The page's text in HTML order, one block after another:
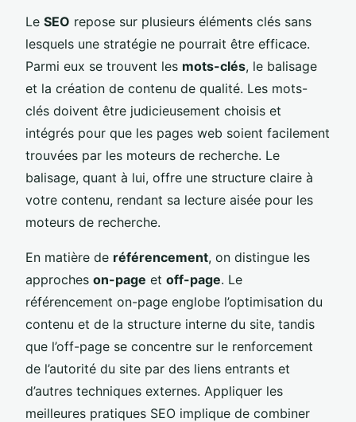
Le SEO repose sur plusieurs éléments clés sans
lesquels une stratégie ne pourrait être efficace.
Parmi eux se trouvent les mots-clés, le balisage
et la création de contenu de qualité. Les mots-
clés doivent être judicieusement choisis et
intégrés pour que les pages web soient facilement
trouvées par les moteurs de recherche. Le
balisage, quant à lui, offre une structure claire à
votre contenu, rendant sa lecture aisée pour les
moteurs de recherche.
En matière de référencement, on distingue les
approches on-page et off-page. Le
référencement on-page englobe l’optimisation du
contenu et de la structure interne du site, tandis
que l’off-page se concentre sur le renforcement
de l’autorité du site par des liens entrants et
d’autres techniques externes. Appliquer les
meilleures pratiques SEO implique de combiner